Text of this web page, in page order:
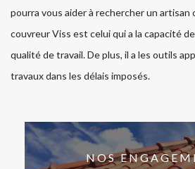
pourra vous aider à rechercher un artisan
couvreur Viss est celui qui a la capacité
qualité de travail. De plus, il a les outils
travaux dans les délais imposés.
NOS